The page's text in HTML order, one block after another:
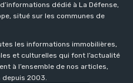
dédié à La Défense,
situé sur les communes de
les informations immobilières,
et culturelles qui font l’actualité
à l’ensemble de nos articles,
2003.